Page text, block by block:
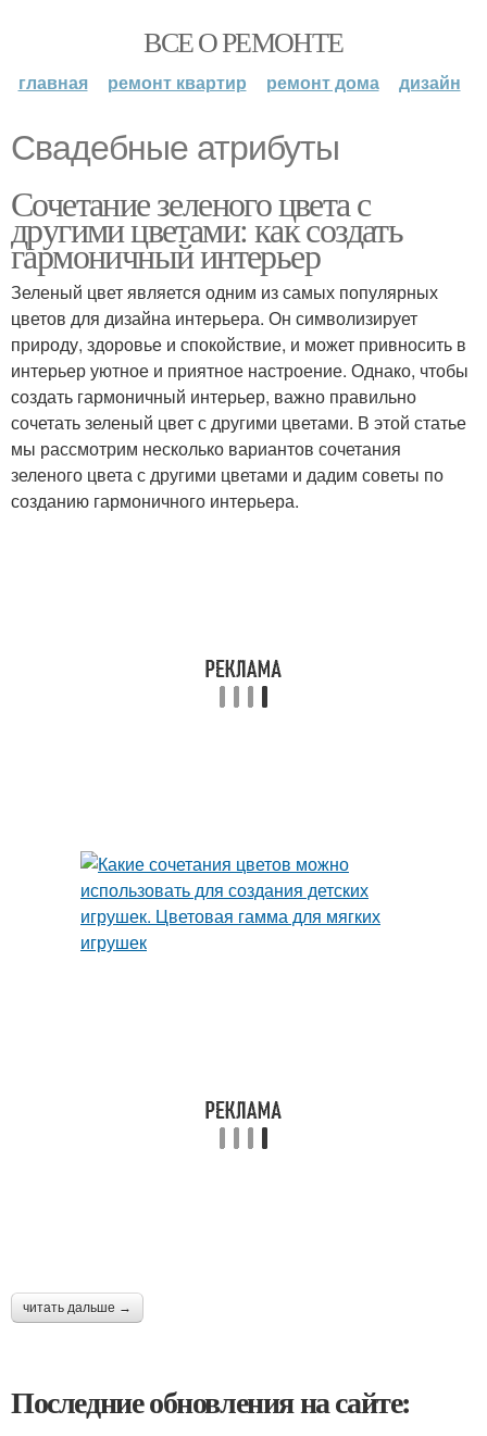
ВСЕ О РЕМОНТЕ
главная ремонт квартир ремонт дома дизайн
Свадебные атрибуты
Сочетание зеленого цвета с
другими цветами: как создать
гармоничный интерьер
Зеленый цвет является одним из самых популярных
цветов для дизайна интерьера. Он символизирует
природу, здоровье и спокойствие, и может привносить в
интерьер уютное и приятное настроение. Однако, чтобы
создать гармоничный интерьер, важно правильно
сочетать зеленый цвет с другими цветами. В этой статье
мы рассмотрим несколько вариантов сочетания
зеленого цвета с другими цветами и дадим советы по
созданию гармоничного интерьера.
читать дальше →
Последние обновления на сайте: